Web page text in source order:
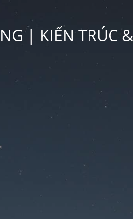
| KIẾN TRÚC